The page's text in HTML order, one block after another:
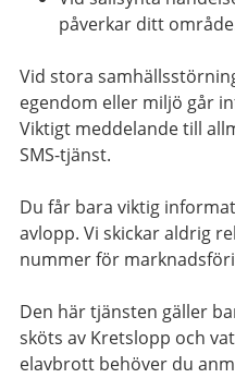
påverkar ditt
Vid stora
egendom eller miljö går
Viktigt meddelande till
SMS-tjänst.
Du får bara viktig
avlopp. Vi skickar aldrig
nummer för
Den här tjänsten gäller
sköts av Kretslopp och
elavbrott behöver du